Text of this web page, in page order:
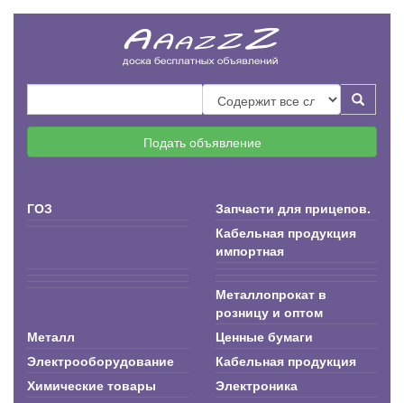
Подать объявление
ГОЗ
Запчасти для прицепов.
Кабельная продукция
импортная
Металлопрокат в
розницу и оптом
Металл
Ценные бумаги
Электрооборудование
Кабельная продукция
Химические товары
Электроника